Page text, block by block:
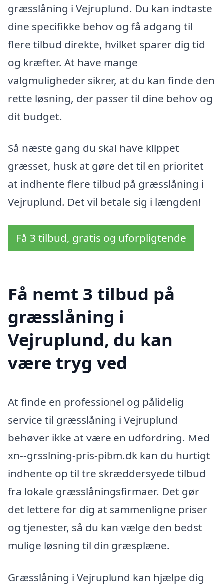
græsslåning i Vejruplund. Du kan indtaste
dine specifikke behov og få adgang til
flere tilbud direkte, hvilket sparer dig tid
og kræfter. At have mange
valgmuligheder sikrer, at du kan finde den
rette løsning, der passer til dine behov og
dit budget.
Så næste gang du skal have klippet
græsset, husk at gøre det til en prioritet
at indhente flere tilbud på græsslåning i
Vejruplund. Det vil betale sig i længden!
Få 3 tilbud, gratis og uforpligtende
Få nemt 3 tilbud på
græsslåning i
Vejruplund, du kan
være tryg ved
At finde en professionel og pålidelig
service til græsslåning i Vejruplund
behøver ikke at være en udfordring. Med
xn--grsslning-pris-pibm.dk kan du hurtigt
indhente op til tre skræddersyede tilbud
fra lokale græsslåningsfirmaer. Det gør
det lettere for dig at sammenligne priser
og tjenester, så du kan vælge den bedst
mulige løsning til din græsplæne.
Græsslåning i Vejruplund kan hjælpe dig